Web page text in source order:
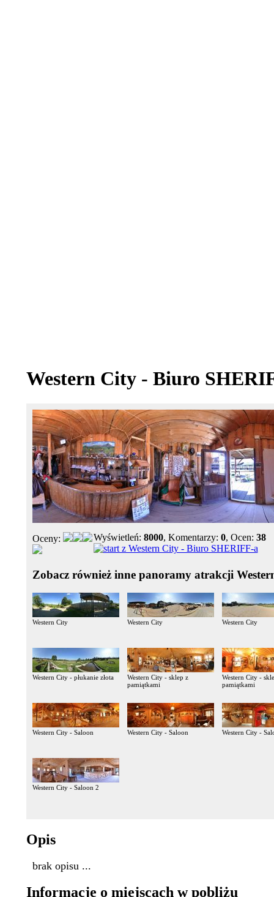
Western City - Biuro
Oceny: Wyświetleń: 8000, Komentarzy: 0, Ocen: 38
Zobacz również inne panoramy atrakcji
Western City Western City Western City
Western City - płukanie złota
Western City - sklep z
pamiątkami
Western City -
pamiątkami
Western City - Saloon Western City - Saloon Western City -
Western City - Saloon 2
Opis
brak opisu ...
Informacje o miejscach w pobliżu